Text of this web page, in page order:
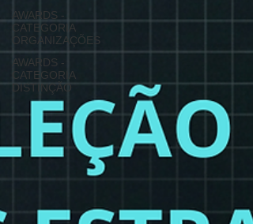
AWARDS -
CATEGORIA
ORGANIZAÇÕES
AWARDS -
CATEGORIA
DISTINÇÃO